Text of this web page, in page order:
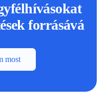
forrásává
most